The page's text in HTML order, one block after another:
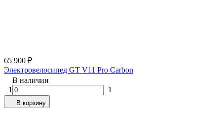
65 900 ₽
Электровелосипед GT V11 Pro Carbon
В наличии
1
1
В корзину